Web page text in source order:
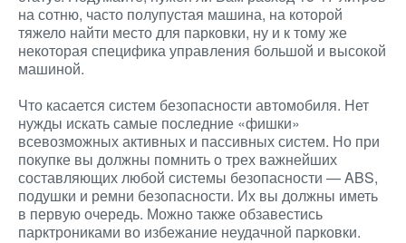
на сотню, часто полупустая машина, на которой
тяжело найти место для парковки, ну и к тому же
некоторая специфика управления большой и высокой
машиной.
Что касается систем безопасности автомобиля. Нет
нужды искать самые последние «фишки»
всевозможных активных и пассивных систем. Но при
покупке вы должны помнить о трех важнейших
составляющих любой системы безопасности — ABS,
подушки и ремни безопасности. Их вы должны иметь
в первую очередь. Можно также обзавестись
парктрониками во избежание неудачной парковки.